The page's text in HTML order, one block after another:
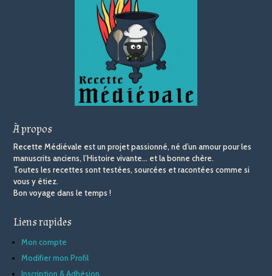
À propos
Recette Médiévale est un projet passionné, né d’un amour pour les
manuscrits anciens, l’Histoire vivante… et la bonne chère.
Toutes les recettes sont testées, sourcées et racontées comme si
vous y étiez.
Bon voyage dans le temps !
Liens rapides
Mon compte
Modifier mon Profil
Inscription & Adhésion